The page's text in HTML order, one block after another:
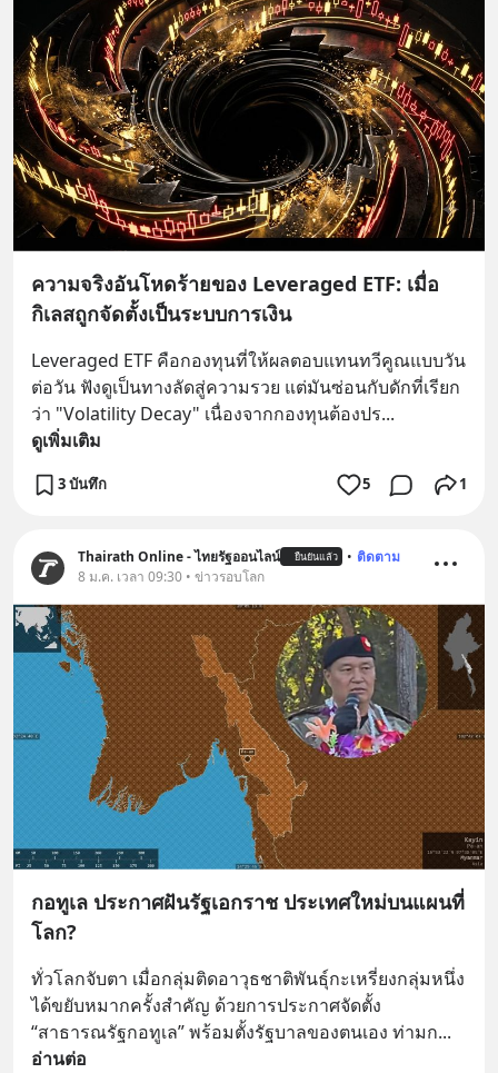
ความจริงอันโหดร้ายของ Leveraged ETF: เมื่อ
กิเลสถูกจัดตั้งเป็นระบบการเงิน
Leveraged ETF คือกองทุนที่ให้ผลตอบแทนทวีคูณแบบวัน
ต่อวัน ฟังดูเป็นทางลัดสู่ความรวย แต่มันซ่อนกับดักที่เรียก
ว่า "Volatility Decay" เนื่องจากกองทุนต้องปร...
ดูเพิ่มเติม
3 บันทึก 5 1
Thairath Online - ไทยรัฐออนไลน์ ยืนยันแล้ว • ติดตาม
8 ม.ค. เวลา 09:30 • ข่าวรอบโลก
กอทูเล ประกาศฝันรัฐเอกราช ประเทศใหม่บนแผนที่
โลก?
ทั่วโลกจับตา เมื่อกลุ่มติดอาวุธชาติพันธุ์กะเหรี่ยงกลุ่มหนึ่ง
ได้ขยับหมากครั้งสำคัญ ด้วยการประกาศจัดตั้ง
“สาธารณรัฐกอทูเล” พร้อมตั้งรัฐบาลของตนเอง ท่ามก
อ่านต่อ